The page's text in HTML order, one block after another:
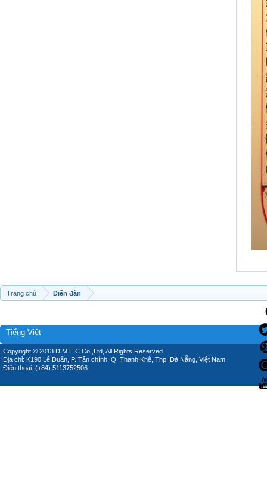
Trang chủ Diễn đàn
Tiếng Việt
Copyright © 2013 D.M.E.C Co.,Ltd, All Rights Reserved.
Địa chỉ: K190 Lê Duẩn, P. Tân chính, Q. Thanh Khê, Thp. Đà Nẵng, Việt Nam.
Điện thoại: (+84) 5113752506